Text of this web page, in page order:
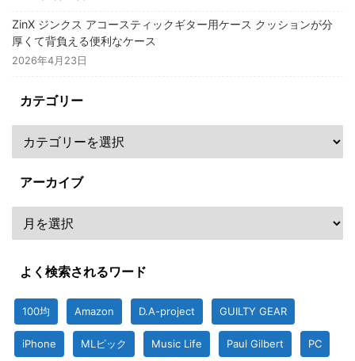
ZinX ジンクス アコースティックギター用ケース クッションが分
厚くて背負える便利なケース
2026年4月23日
カテゴリー
アーカイブ
よく検索されるワード
100均 Amazon D.A-project GUILTY GEAR
iPhone MLピック Music Life Paul Gilbert PC